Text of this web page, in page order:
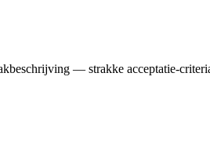
— strakke acceptatie-